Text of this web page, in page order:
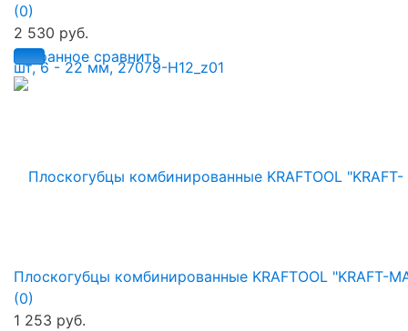
избранное сравнить
(0)
2 530 руб.
Плоскогубцы комбинированные KRAFTOOL "KRAFT-
(0)
1 253 руб.